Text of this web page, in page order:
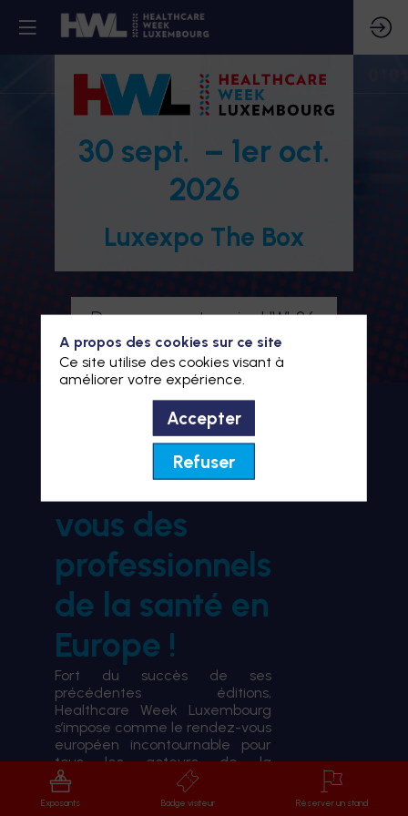
30 sept. – 1er oct.
2026
Luxexpo The Box
Devenez partenaire HWL26
Je m'inscris à HWL26
BIENVENUE À HWL26
le rendez-
vous des
professionnels
de la santé en
Europe !
Fort du succès de ses
précédentes éditions,
Healthcare Week Luxembourg
s’impose comme le rendez-vous
européen incontournable pour
tous les acteurs de la
transformation du système de
santé.
Exposants Badge visiteur Réserver un stand
A propos des cookies sur ce site
Ce site utilise des cookies visant à
améliorer votre expérience.
Accepter
Refuser